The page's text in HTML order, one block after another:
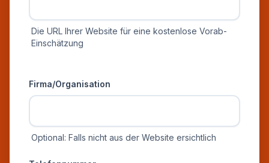
Die URL Ihrer Website für eine kostenlose Vorab-
Einschätzung
Firma/Organisation
Optional: Falls nicht aus der Website ersichtlich